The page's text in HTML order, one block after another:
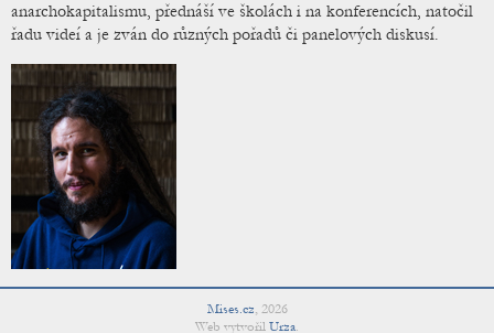
anarchokapitalismu, přednáší ve školách i na konferencích, natočil
řadu videí a je zván do různých pořadů či panelových diskusí.
Mises.cz, 2026
Web vytvořil Urza.